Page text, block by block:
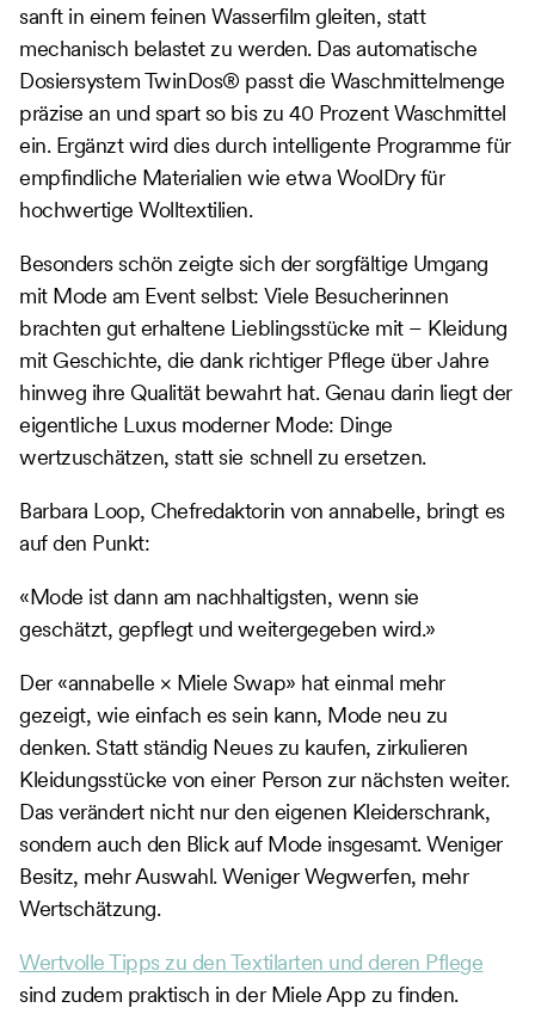
sanft in einem feinen Wasserfilm gleiten, statt
mechanisch belastet zu werden. Das automatische
Dosiersystem TwinDos® passt die Waschmittelmenge
präzise an und spart so bis zu 40 Prozent Waschmittel
ein. Ergänzt wird dies durch intelligente Programme für
empfindliche Materialien wie etwa WoolDry für
hochwertige Wolltextilien.
Besonders schön zeigte sich der sorgfältige Umgang
mit Mode am Event selbst: Viele Besucherinnen
brachten gut erhaltene Lieblingsstücke mit – Kleidung
mit Geschichte, die dank richtiger Pflege über Jahre
hinweg ihre Qualität bewahrt hat. Genau darin liegt der
eigentliche Luxus moderner Mode: Dinge
wertzuschätzen, statt sie schnell zu ersetzen.
Barbara Loop, Chefredaktorin von annabelle, bringt es
auf den Punkt:
«Mode ist dann am nachhaltigsten, wenn sie
geschätzt, gepflegt und weitergegeben wird.»
Der «annabelle × Miele Swap» hat einmal mehr
gezeigt, wie einfach es sein kann, Mode neu zu
denken. Statt ständig Neues zu kaufen, zirkulieren
Kleidungsstücke von einer Person zur nächsten weiter.
Das verändert nicht nur den eigenen Kleiderschrank,
sondern auch den Blick auf Mode insgesamt. Weniger
Besitz, mehr Auswahl. Weniger Wegwerfen, mehr
Wertschätzung.
Wertvolle Tipps zu den Textilarten und deren Pflege
sind zudem praktisch in der Miele App zu finden.